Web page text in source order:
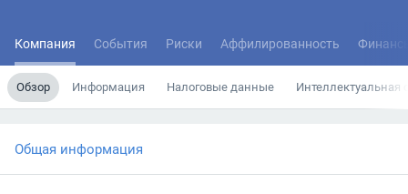
Компания События Риски Аффилированность
Обзор Информация Налоговые данные Интеллектуальная
Общая информация